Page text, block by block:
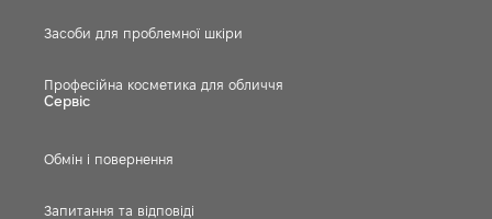
Засоби для проблемної шкіри
Професійна косметика для обличчя
Сервіс
Обмін і повернення
Запитання та відповіді